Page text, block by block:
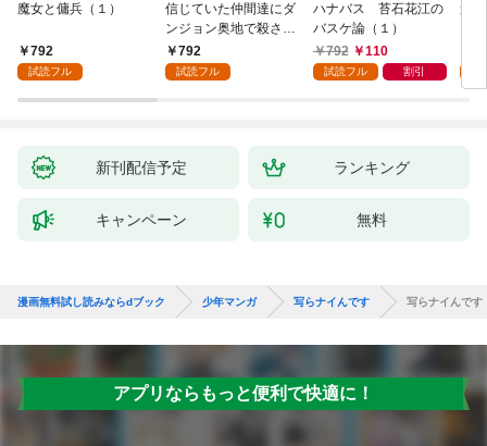
魔女と傭兵（１）
792
試読フル
信じていた仲間達にダ
ンジョン奥地で殺され
かけたがギフト『無限
ガチャ』でレベル９９
（１）
792
試読フル
ハナバス 苔石花江の
バスケ論（１）
792
110
試読フル 割引
追
強
～
新刊配信予定 ランキング
キャンペーン 無料
漫画無料試し読みならdブック 少年マンガ 写らナイんです 写らナイんです
アプリならもっと便利で快適に！